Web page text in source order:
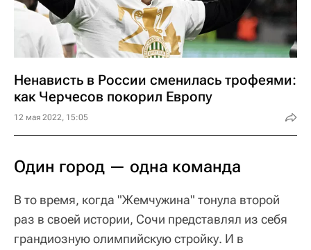
Ненависть в России сменилась трофеями:
как Черчесов покорил Европу
12 мая 2022, 15:05
Один город — одна команда
В то время, когда "Жемчужина" тонула второй
раз в своей истории, Сочи представлял из себя
грандиозную олимпийскую стройку. И в